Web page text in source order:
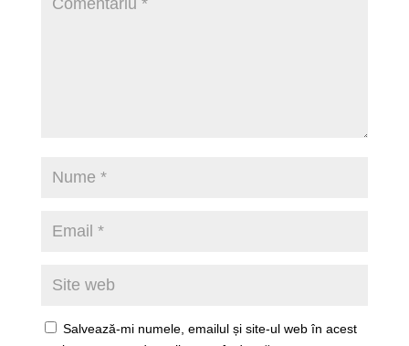
Salvează-mi numele, emailul și site-ul web în acest